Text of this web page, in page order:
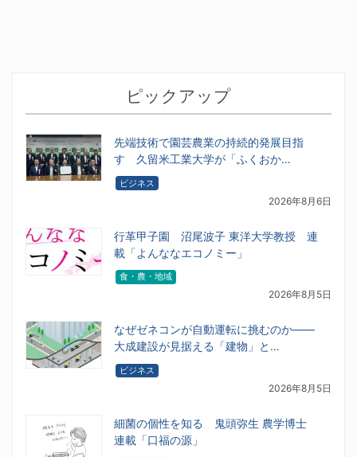
ピックアップ
先端技術で園芸農業の持続的発展目指
す 久留米工業大学が「ふくおか…
ビジネス
2026年8月6日
行革甲子園 沼尾波子 東洋大学教授 連
載「よんななエコノミー」
食・農・地域
2026年8月5日
なぜゼネコンが自動運転に挑むのか――
大成建設が見据える「建物」と…
ビジネス
2026年8月5日
細菌の個性を知る 鬼頭弥生 農学博士
連載「口福の源」